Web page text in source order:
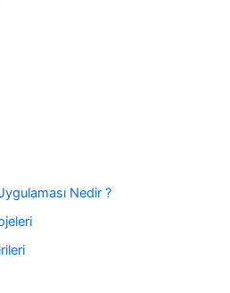
Nedir ?